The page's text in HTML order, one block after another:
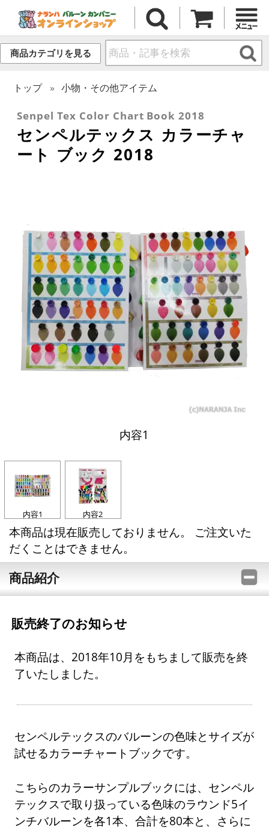
商品カテゴリを見る
トップ 小物・その他アイテム
Senpel Tex Color Chart Book 2018
センペルテックス カラーチャ
ート ブック 2018
内容1
内容1 内容2
本商品は現在販売しておりません。 ご注文いた
だくことはできません。
商品紹介
販売終了のお知らせ
本商品は、2018年10月をもちまして販売を終
了いたしました。
センペルテックスのバルーンの色味とサイズが
試せるカラーチャートブックです。
こちらのカラーサンプルブックには、センペル
テックスで取り扱っている色味のラウンド5イ
ンチバルーンを各1本、合計を80本と、さらに